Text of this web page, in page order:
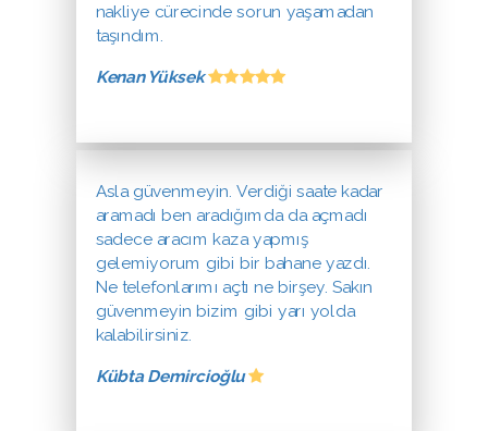
nakliye cürecinde sorun yaşamadan
taşındım.
Kenan Yüksek
Asla güvenmeyin. Verdiği saate kadar
aramadı ben aradığımda da açmadı
sadece aracım kaza yapmış
gelemiyorum gibi bir bahane yazdı.
Ne telefonlarımı açtı ne birşey. Sakın
güvenmeyin bizim gibi yarı yolda
kalabilirsiniz.
Kübta Demircioğlu